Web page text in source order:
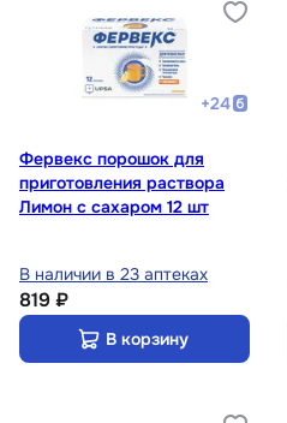
+24
Фервекс порошок для
приготовления раствора
Лимон с сахаром 12 шт
В наличии в 23 аптеках
819 ₽
В корзину